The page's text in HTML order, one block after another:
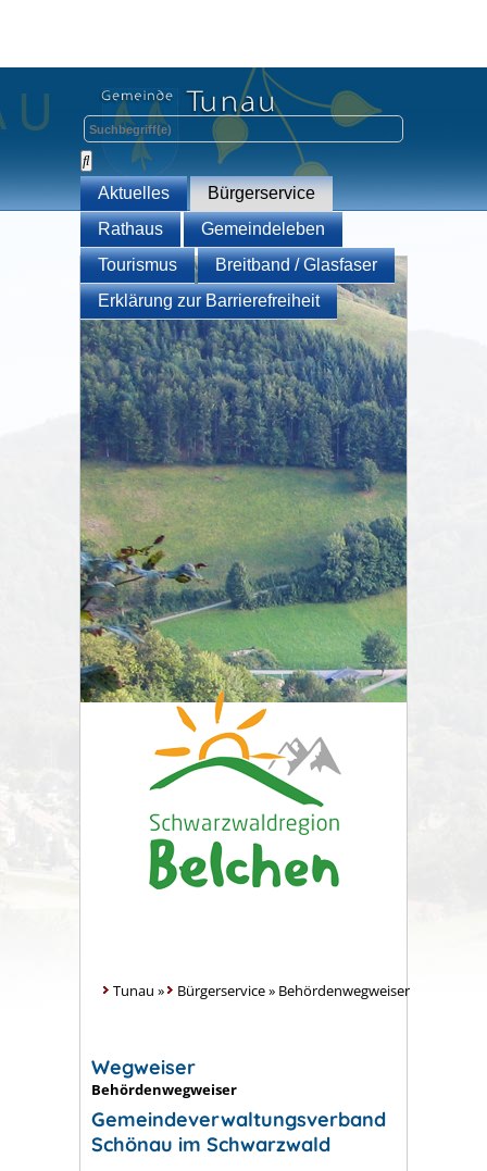
Aktuelles
Bürgerservice
Rathaus
Gemeindeleben
Tourismus
Breitband / Glasfaser
Erklärung zur Barrierefreiheit
Tunau » Bürgerservice» Behördenwegweiser
Wegweiser
Behördenwegweiser
Gemeindeverwaltungsverband
Schönau im Schwarzwald